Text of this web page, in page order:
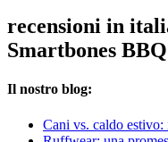
recensioni in
Smartbones
Il nostro blog:
Cani vs. caldo